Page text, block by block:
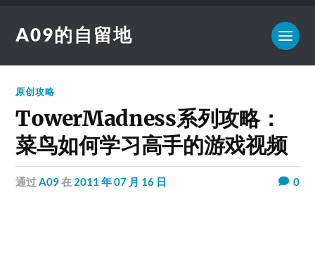
A09的自留地
原创攻略
TowerMadness系列攻略：
菜鸟如何学习高手的游戏视频
通过A09在 2011 年 07 月 16 日 0